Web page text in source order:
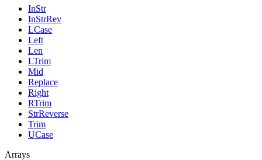
InStr
InStrRev
LCase
Left
Len
LTrim
Mid
Replace
Right
RTrim
StrReverse
Trim
UCase
Arrays